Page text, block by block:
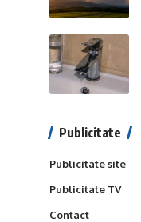
Publicitate
Publicitate site
Publicitate TV
Contact